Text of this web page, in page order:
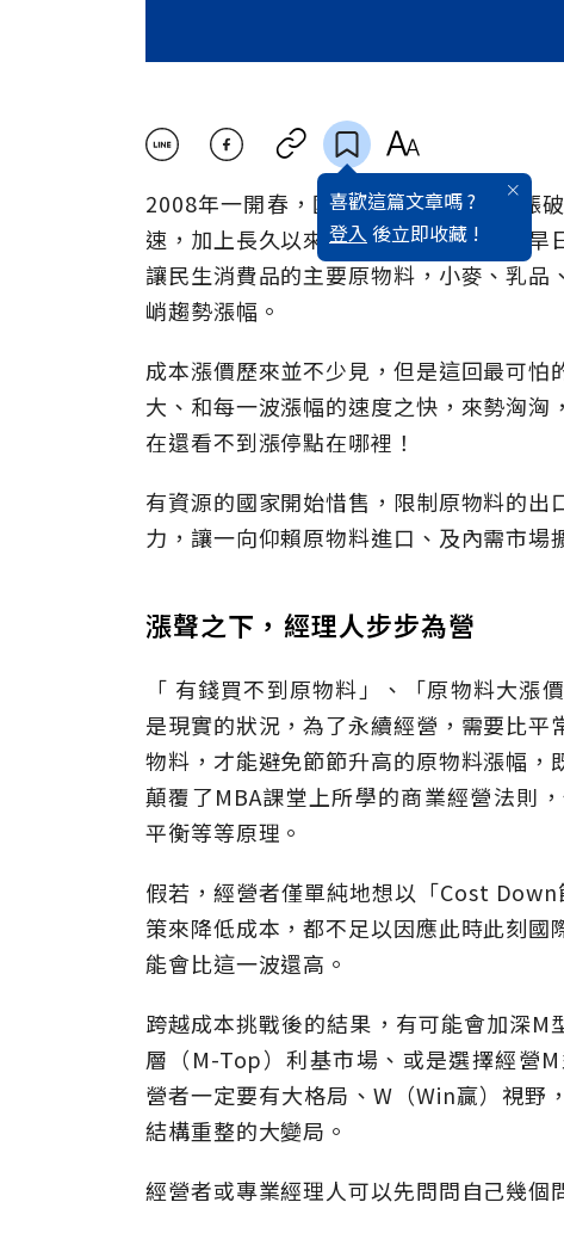
喜歡這篇文章嗎 ?
登入 後立即收藏 !
2008年一開春，國際原油價格持續上漲
速，加上長久以來，氣候變遷造成的乾旱
讓民生消費品的主要原物料，小麥、乳
峭趨勢漲幅。
成本漲價歷來並不少見，但是這回最可
大、和每一波漲幅的速度之快，來勢洶
在還看不到漲停點在哪裡！
有資源的國家開始惜售，限制原物料的
力，讓一向仰賴原物料進口、及內需市場
漲聲之下，經理人步步為營
「 有錢買不到原物料」、「原物料大漲
是現實的狀況，為了永續經營，需要比
物料，才能避免節節升高的原物料漲幅
顛覆了MBA課堂上所學的商業經營法則
平衡等等原理。
假若，經營者僅單純地想以「Cost
策來降低成本，都不足以因應此時此刻
能會比這一波還高。
跨越成本挑戰後的結果，有可能會加深
層（M-Top）利基市場、或是選擇經營
營者一定要有大格局、W（Win贏）視野
結構重整的大變局。
經營者或專業經理人可以先問問自己幾個